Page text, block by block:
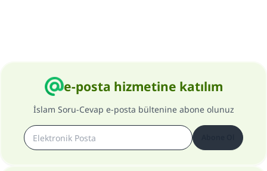
e-posta hizmetine katılım
İslam Soru-Cevap e-posta bültenine abone olunuz